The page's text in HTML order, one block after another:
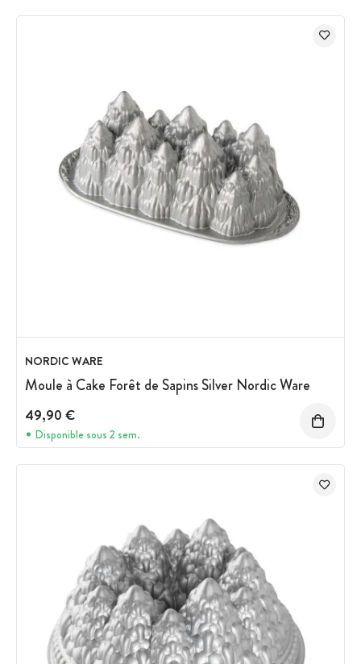
NORDIC WARE
Moule à Cake Forêt de Sapins Silver Nordic Ware
49,90 €
Disponible sous 2 sem.